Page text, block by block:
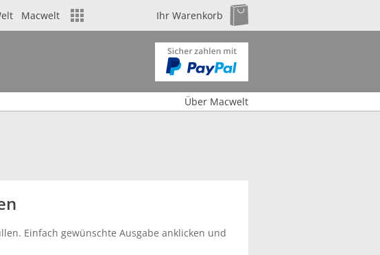
Macwelt Ihr Warenkorb
Über Macwelt
Einfach gewünschte Ausgabe anklicken und